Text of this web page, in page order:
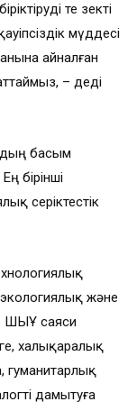
өте өзекті
мүддесі
айналған
– деді
басым
бірінші
серіктестік
және
ШЫҰ саяси
халықаралық
гуманитарлық
дамытуға